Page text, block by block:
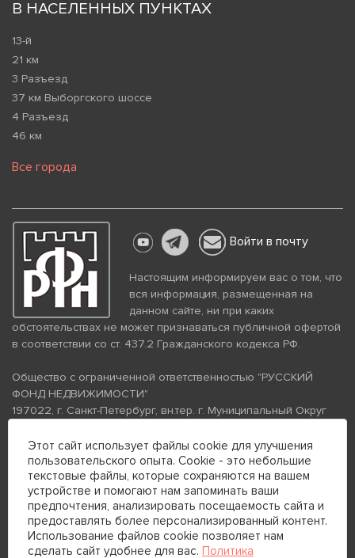
В НАСЕЛЕННЫХ ПУНКТАХ
13-й
21 км
3 Разъезд
37 км Выборгского шоссе
4 Разъезд
46 км
Все города
Войти в почту
Настоящим информируем вас о том, что
вся информация, размещенная на
данном сайте, ни при каких
обстоятельствах не может признаваться публичной офертой
в соответствии со ст. 437.2 Гражданского кодекса РФ.
Общество с ограниченной ответственностью "РУССКИЙ
ФОНД НЕДВИЖИМОСТИ"
197022, г. Санкт-Петербург, вн.тер. г. Муниципальный Округ
помещение 26Н, комната 103
ИНН 7813672570 КПП 781301001 ОГРН 1237800058870
Политика конфиденциальности
Политика обработки
персональных данных
Телефон для связи:
+7 (812) 200-99-98
Этот сайт использует файлы cookie для улучшения
пользовательского опыта. Cookie - это небольшие
текстовые файлы, которые сохраняются на вашем
устройстве и помогают нам запоминать ваши
предпочтения, анализировать посещаемость сайта и
предоставлять более персонализированный контент.
Использование файлов cookie позволяет нам
сделать сайт удобнее для вас. Политика